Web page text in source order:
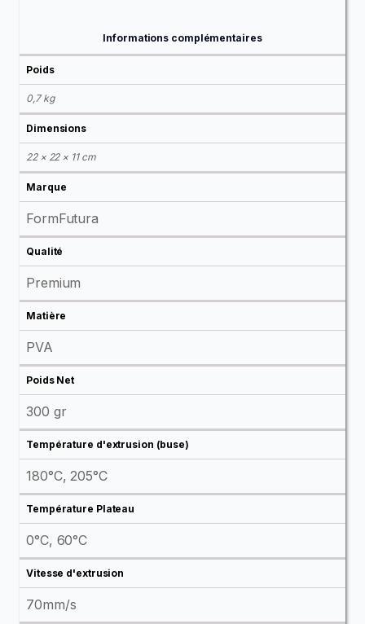
Informations complémentaires
Poids
0,7 kg
Dimensions
22 × 22 × 11 cm
Marque
FormFutura
Qualité
Premium
Matière
PVA
Poids Net
300 gr
Température d'extrusion (buse)
180°C, 205°C
Température Plateau
0°C, 60°C
Vitesse d'extrusion
70mm/s